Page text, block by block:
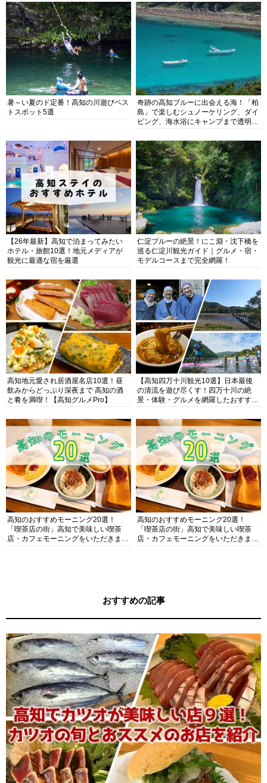
暑～い夏のド定番！高知の川遊びベス
トスポット5選
奇跡の高知ブルーに出会える海！「柏
島」で楽しむシュノーケリング、ダイ
ビング、海水浴にキャンプまで透明度
【26年最新】高知で泊まってみたい
ホテル・旅館10選！地元メディアが
観光に最適な宿を厳選
仁淀ブルーの絶景！にこ淵・沈下橋を
巡る仁淀川観光ガイド｜グルメ・宿・
モデルコースまで完全網羅！
高知地元愛され居酒屋名店10選！昼
飲みからどっぷり深夜まで 高知の酒
と肴を満喫！【高知グルメPro】
【高知四万十川観光10選】日本最後
の清流を遊び尽くす！四万十川の絶
景・体験・グルメを網羅したおすすめ
高知のおすすめモーニング20選！
「喫茶店の街」高知で美味しい喫茶
店・カフェモーニングをいただきま
高知のおすすめモーニング20選！
「喫茶店の街」高知で美味しい喫茶
店・カフェモーニングをいただきま
おすすめの記事